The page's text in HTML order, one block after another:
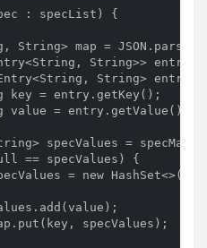
: specList) {
String> map =
String>>
String> entry
key = entry.getKey();
value = entry.getValue();
specValues =
== specValues) {
= new HashSet<>();
specValues);